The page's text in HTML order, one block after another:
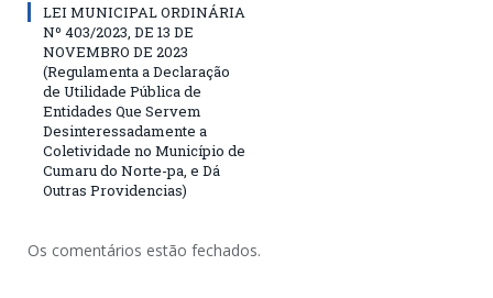
LEI MUNICIPAL ORDINÁRIA
Nº 403/2023, DE 13 DE
NOVEMBRO DE 2023
(Regulamenta a Declaração
de Utilidade Pública de
Entidades Que Servem
Desinteressadamente a
Coletividade no Município de
Cumaru do Norte-pa, e Dá
Outras Providencias)
Os comentários estão fechados.